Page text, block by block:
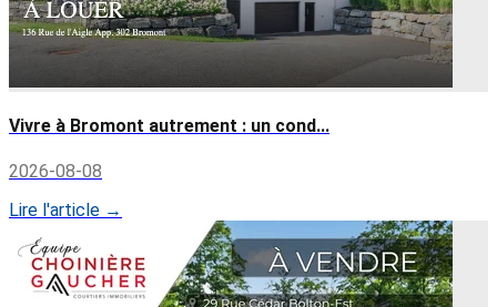
Vivre à Bromont autrement : un cond...
2026-08-08
Lire l'article →